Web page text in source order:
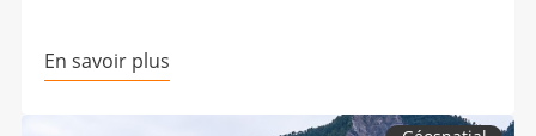
En savoir plus